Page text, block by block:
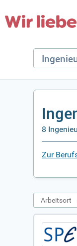
8
Zur
Arbeitsort